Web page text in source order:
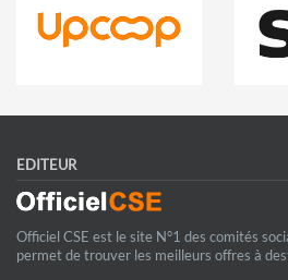
EDITEUR
Officiel CSE est le site N°1 des comités
permet de trouver les meilleurs offres à